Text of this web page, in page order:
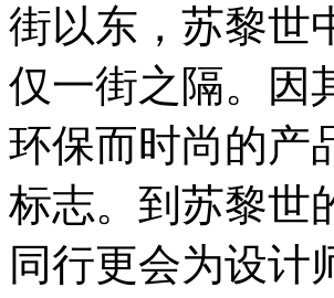
街以东，苏黎世
仅一街之隔。因
环保而时尚的产
标志。到苏黎世
同行更会为设计